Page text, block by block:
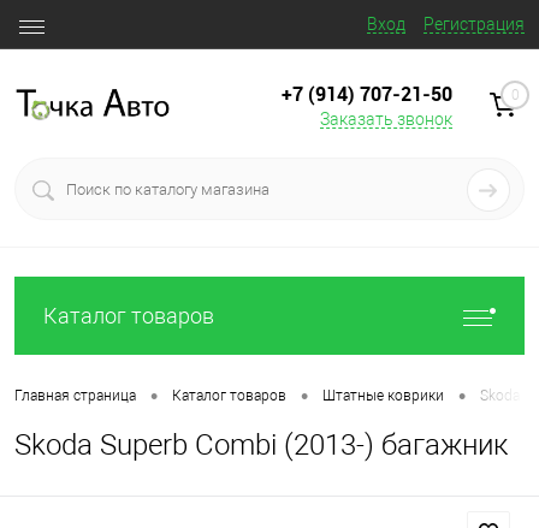
Вход Регистрация
+7 (914) 707‒21‒50
Заказать звонок
0
Каталог товаров
Главная страница • Каталог товаров • Штатные коврики • Skoda
Skoda Superb Combi (2013-) багажник